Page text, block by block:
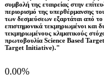
συμβολή της εταιρείας στην
περιορισμό της υπερθέρμανσης
των δεσμεύσεων εξαρτάται από το
επιστημονικά τεκμηριωμένοι και
τεκμηριωμένους κλιματικούς
πρωτοβουλία Science Based
Target Initiative)."
0.00%